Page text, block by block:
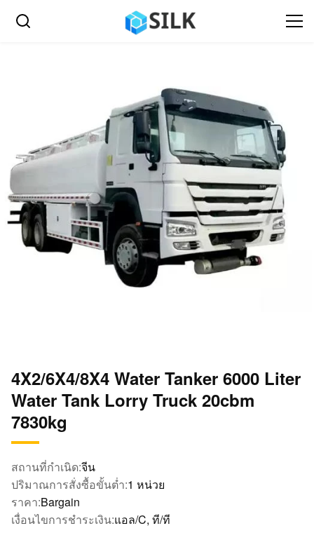
4X2/6X4/8X4 Water Tanker 6000 Liter
Water Tank Lorry Truck 20cbm
7830kg
สถานที่กำเนิด:จีน
ปริมาณการสั่งซื้อขั้นต่ำ:1 หน่วย
ราคา:Bargain
เงื่อนไขการชำระเงิน:แอล/C, ที/ที